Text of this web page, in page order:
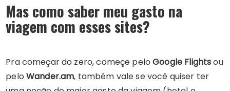
Mas como saber meu gasto na
viagem com esses sites?
Pra começar do zero, começe peloGoogle Flightsou
pelo Wander.am, também vale se você quiser ter